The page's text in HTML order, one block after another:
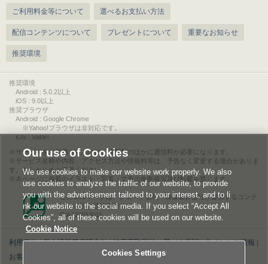
ご利用料金等について 選べるお支払い方法
配信コンテンツについて プレゼントについて 重要なお知らせ
推奨環境
推奨環境
Android : 5.0.2以上
iOS : 9.0以上
推奨ブラウザ
Android : Google Chrome
※Yahoo!ブラウザは非対応です。
iOS : Safari
サービスをご利用されるには、情報料のほかに通信料が必要になります。
サービス名称や内容、アクセス方法や情報料等は、予告なく変更する場合がありま
す。あらかじめご了承ください。
本ページに掲載のイラスト・写真・文章の無断複写及び転載を禁じます。
このエルマークは、レコード会社・映像製作会社が提供するコンテ
ンツを示す登録商標です。
RIAJ00013011
利用規約|個人情報等保護方針|特定商取引法に基づく表記|ライセンス情報
お客様情報の外部送信について|Cookies Settings
Our use of Cookies
We use cookies to make our website work properly. We also
use cookies to analyze the traffic of our website, to provide
you with the advertisement tailored to your interest, and to li
nk our website to the social media. If you select “Accept All
Cookies”, all of these cookies will be used on our website.
Cookie Notice
Cookies Settings